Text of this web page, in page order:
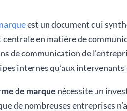
est un document qui
centrale en matière de
de communication de
internes qu’aux intervenants
de marque nécessite un
de nombreuses entreprises